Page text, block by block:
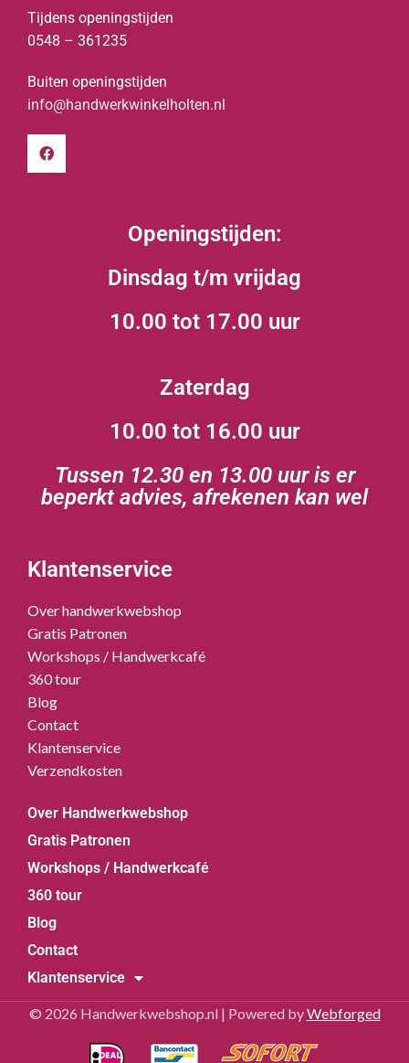
Tijdens openingstijden
0548 – 361235
Buiten openingstijden
info@handwerkwinkelholten.nl
Openingstijden:
Dinsdag t/m vrijdag
10.00 tot 17.00 uur
Zaterdag
10.00 tot 16.00 uur
Tussen 12.30 en 13.00 uur is er
beperkt advies, afrekenen kan wel
Klantenservice
Over handwerkwebshop
Gratis Patronen
Workshops / Handwerkcafé
360 tour
Blog
Contact
Klantenservice
Verzendkosten
Over Handwerkwebshop
Gratis Patronen
Workshops / Handwerkcafé
360 tour
Blog
Contact
Klantenservice
© 2026 Handwerkwebshop.nl | Powered byWebforged